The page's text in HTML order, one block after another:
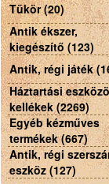
Tükör (20)
Antik ékszer,
kiegészítő (123)
Antik, régi játék
Háztartási
kellékek (2269)
Egyéb kézműves
termékek (667)
Antik, régi
eszköz (127)